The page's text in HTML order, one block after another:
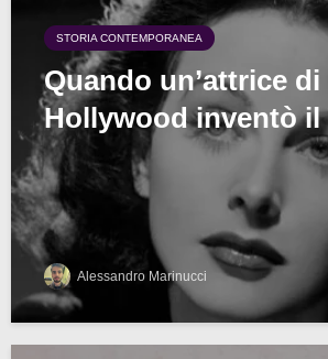
STORIA CONTEMPORANEA
Quando un’attrice di
Hollywood inventò
Alessandro Marinucci